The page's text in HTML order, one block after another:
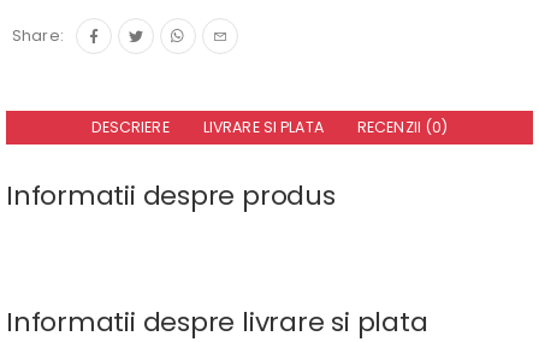
Share:
DESCRIERE LIVRARE SI PLATA RECENZII (0)
Informatii despre produs
Informatii despre livrare si plata